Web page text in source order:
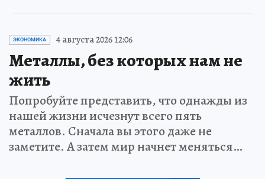
ЭКОНОМИКА 4 августа 2026 12:06
Металлы, без которых нам не
жить
Попробуйте представить, что однажды из
нашей жизни исчезнут всего пять
металлов. Сначала вы этого даже не
заметите. А затем мир начнет меняться…